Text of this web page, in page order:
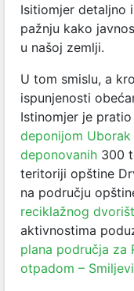
Isitiomjer detaljno
pažnju kako
u našoj zemlji.
U tom smislu, a
ispunjenosti
Istinomjer je
deponijom Uborak
deponovanih 300
teritoriji opštine
na području
reciklažnog
aktivnostima
plana područja za
otpadom –